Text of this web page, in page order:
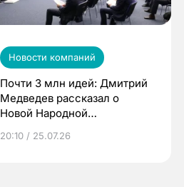
Новости компаний
Почти 3 млн идей: Дмитрий
Медведев рассказал о
Новой Народной
20:10 / 25.07.26